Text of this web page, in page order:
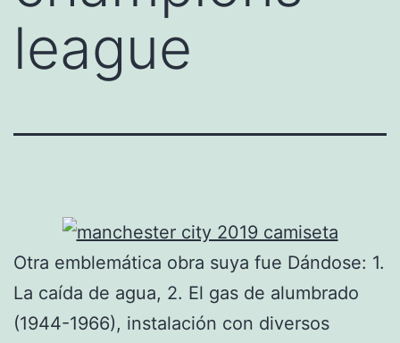
league
Otra emblemática obra suya fue Dándose: 1.
La caída de agua, 2. El gas de alumbrado
(1944-1966), instalación con diversos